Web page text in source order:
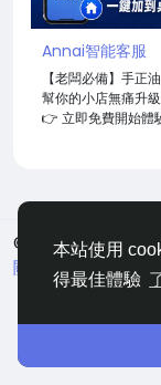
本站使用
得最佳體驗
Annai智能客服
【老闆必備】手正
幫你的小店無痛升
👉 立即免費開始體
© 2026 嘀咕
關於
條款 隱私